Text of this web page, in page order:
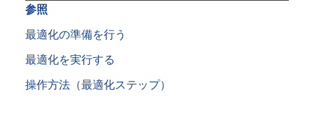
参照
最適化の準備を行う
最適化を実行する
操作方法（最適化ステップ）